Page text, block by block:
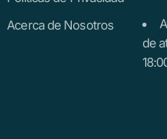
Acerca de Nosotros
de